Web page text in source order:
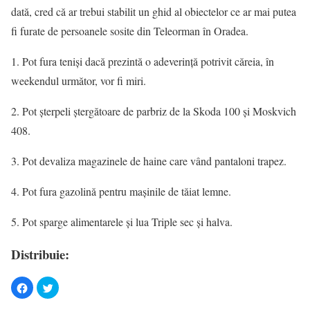
dată, cred că ar trebui stabilit un ghid al obiectelor ce ar mai putea
fi furate de persoanele sosite din Teleorman în Oradea.
1. Pot fura tenişi dacă prezintă o adeverinţă potrivit căreia, în
weekendul următor, vor fi miri.
2. Pot şterpeli ştergătoare de parbriz de la Skoda 100 şi Moskvich
408.
3. Pot devaliza magazinele de haine care vând pantaloni trapez.
4. Pot fura gazolină pentru maşinile de tăiat lemne.
5. Pot sparge alimentarele şi lua Triple sec şi halva.
Distribuie: